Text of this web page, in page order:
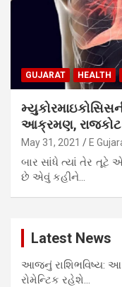
GUJARAT HEALTH
આક્રમણ, રાજકોટ
May 31, 2021 E
બાર સાંધે ત્યાં તેર તૂટે
છે એવું કહીને…
Latest News
આજનું રાશિભવિષ્ય: આ
રોમેન્ટિક રહેશે…